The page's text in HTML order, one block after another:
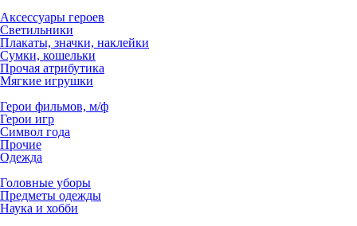
Аксессуары героев
Светильники
Плакаты, значки, наклейки
Сумки, кошельки
Прочая атрибутика
Мягкие игрушки
Герои фильмов, м/ф
Герои игр
Символ года
Прочие
Одежда
Головные уборы
Предметы одежды
Наука и хобби